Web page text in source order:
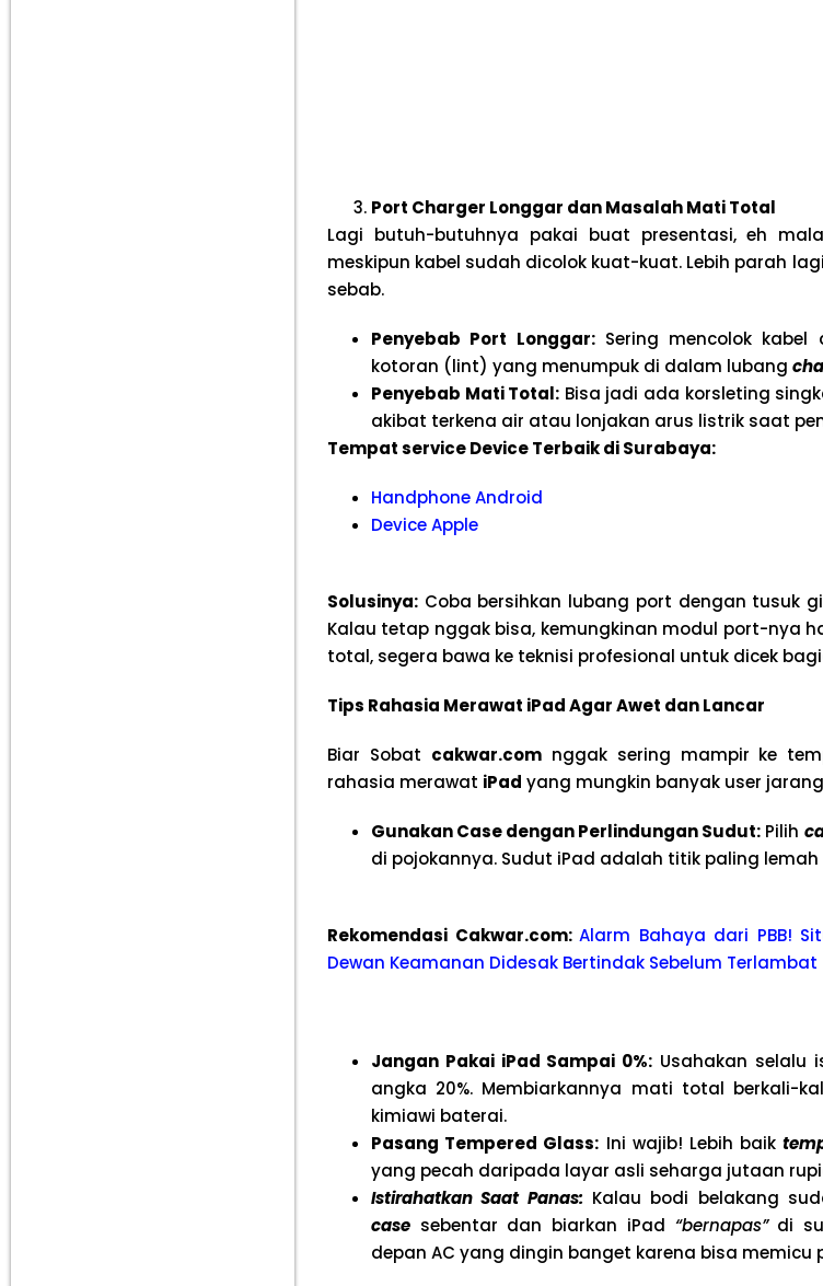
Port Charger Longgar dan Masalah Mati Total
Lagi butuh-butuhnya pakai buat presentasi, eh
meskipun kabel sudah dicolok kuat-kuat. Lebih parah
sebab.
Penyebab Port Longgar:Sering mencolok
kotoran (lint) yang menumpuk di dalam lubang
Penyebab Mati Total: Bisa jadi ada korsleting
akibat terkena air atau lonjakan arus listrik saat
Tempat service Device Terbaik di Surabaya:
Handphone Android
Device Apple
Solusinya:Coba bersihkan lubang port dengan tusuk
Kalau tetap nggak bisa, kemungkinan modul port-nya
total, segera bawa ke teknisi profesional untuk dicek
Tips Rahasia Merawat iPad Agar Awet dan Lancar
Biar Sobat cakwar.comnggak sering mampir ke
rahasia merawat iPad yang mungkin banyak user
Gunakan Case dengan Perlindungan Sudut: Pilih
di pojokannya. Sudut iPad adalah titik paling
Rekomendasi Cakwar.com:Alarm Bahaya dari PBB!
Dewan Keamanan Didesak Bertindak Sebelum Terlambat
Jangan Pakai iPad Sampai 0%: Usahakan selalu
angka 20%. Membiarkannya mati total berkali-
kimiawi baterai.
Pasang Tempered Glass: Ini wajib! Lebih baik
yang pecah daripada layar asli seharga jutaan
Istirahatkan Saat Panas: Kalau bodi belakang
casesebentar dan biarkan iPad “bernapas”di
depan AC yang dingin banget karena bisa memicu